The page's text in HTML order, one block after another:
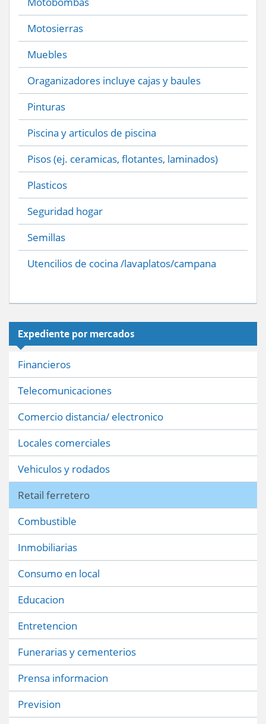
Motosierras
Muebles
Oraganizadores incluye cajas y baules
Pinturas
Piscina y articulos de piscina
Pisos (ej. ceramicas, flotantes, laminados)
Plasticos
Seguridad hogar
Semillas
Utencilios de cocina /lavaplatos/campana
Expediente por mercados
Financieros
Telecomunicaciones
Comercio distancia/ electronico
Locales comerciales
Vehiculos y rodados
Retail ferretero
Combustible
Inmobiliarias
Consumo en local
Educacion
Entretencion
Funerarias y cementerios
Prensa informacion
Prevision